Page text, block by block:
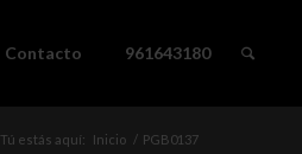
Contacto 961643180
Tú estás aquí: Inicio / PGB0137